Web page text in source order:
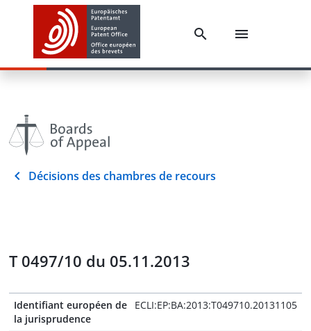
Décisions des chambres de recours
T 0497/10 du 05.11.2013
Identifiant européen de
la jurisprudence
ECLI:EP:BA:2013:T049710.20131105